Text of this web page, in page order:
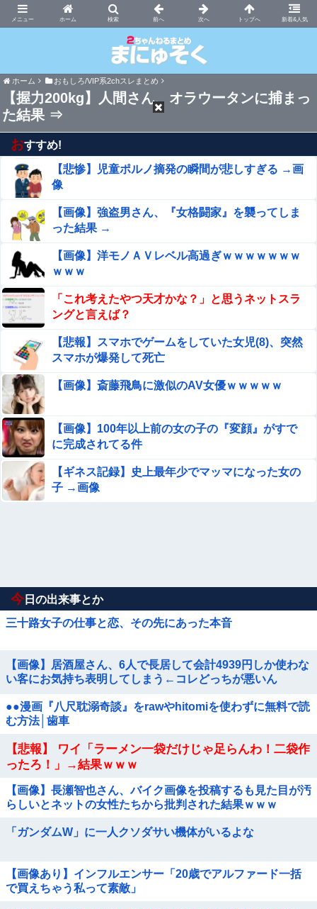
ホーム 新着&人気
まにゅそく 2chまとめニュース速報VIP
ホーム おもしろ/VIP系2chスレまとめ
【握力200kg】人間さん、オラウータンに捕まっ
た結果 ⇒
おすすめ!
【悲惨】児童ポルノ摘発の瞬間が悲しすぎる →画
像
【画像】強盗男さん、『女格闘家』を襲ってしま
った結果 →
【画像】洋モノＡＶレベル高過ぎｗｗｗｗｗｗｗ
ｗｗｗ
「これ考えたやつ天才かな？」と思うネットスラ
ングと言えば？
【悲報】スマホでゲームをしていた女児(8)、突然
スマホが爆発して死亡
【画像】斎藤飛鳥に激似のAV女優ｗｗｗｗｗ
【画像】100年以上前の女の子の『変顔』がすで
に完成されてる件
【ギネス記録】史上最年少でマッマになった女の
子 →画像
今 日の出来事とか
三十路女子の仕事と恋、その先にあった本音
【画像】居酒屋さん、6人で長居して会計4939円しか使わな
い客にお気持ち表明してしまう←コレどっちが悪いん
●●漫画『八尺耽溺奇談』をrawやhitomiを使わずに無料で読
む方法│歯車
【悲報】 ワイ「ラーメン一袋だけじゃ足らんわ！二袋作
ったろ！」→結果ｗｗｗ
【画像】長瀬智也さん、バイク画像を投稿するも見た目が汚
らしいとネットの女性たちから批判された結果ｗｗｗ
「ガンダムW」に一人クソダサい機体がいるよな
【画像あり】インフルエンサー「20歳でアルファード一括
で買えちゃう私って素敵」